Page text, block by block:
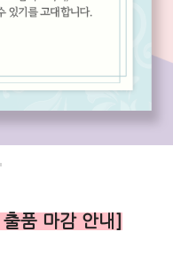
품 마감 안내]